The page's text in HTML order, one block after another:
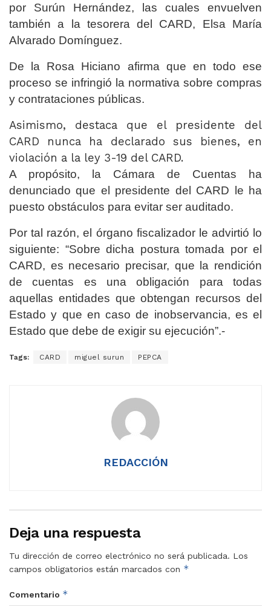
por Surún Hernández, las cuales envuelven
también a la tesorera del CARD, Elsa María
Alvarado Domínguez.
De la Rosa Hiciano afirma que en todo ese
proceso se infringió la normativa sobre compras
y contrataciones públicas.
Asimismo, destaca que el presidente del
CARD nunca ha declarado sus bienes, en
violación a la ley 3-19 del CARD.
A propósito, la Cámara de Cuentas ha
denunciado que el presidente del CARD le ha
puesto obstáculos para evitar ser auditado.
Por tal razón, el órgano fiscalizador le advirtió lo
siguiente: “Sobre dicha postura tomada por el
CARD, es necesario precisar, que la rendición
de cuentas es una obligación para todas
aquellas entidades que obtengan recursos del
Estado y que en caso de inobservancia, es el
Estado que debe de exigir su ejecución”.-
Tags: CARD miguel surun PEPCA
REDACCIÓN
Deja una respuesta
Tu dirección de correo electrónico no será publicada. Los
campos obligatorios están marcados con *
Comentario *